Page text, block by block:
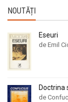
NOUTĂȚI
Eseuri
de Emil
Doctrina
de